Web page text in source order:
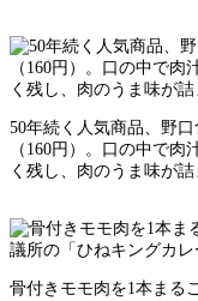
50年続く人気商品、野口
（160円）。口の中で肉
く残し、肉のうま味が
骨付きモモ肉を1本まる